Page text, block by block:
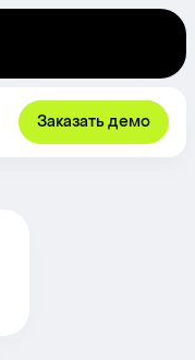
Заказать демо